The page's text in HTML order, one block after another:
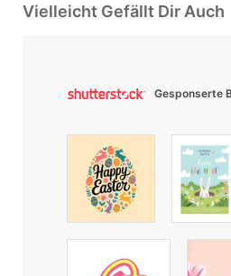
Vielleicht Gefällt Dir Auch
Gesponserte